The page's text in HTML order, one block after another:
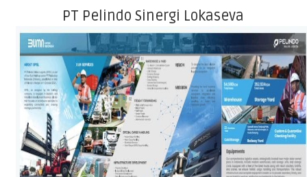
PT Pelindo Sinergi Lokaseva